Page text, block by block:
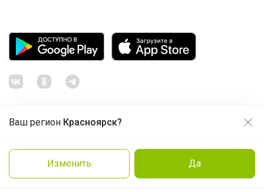
Ваш регион Красноярск?
Изменить Да
Политика конфиденциальности
Cоглашение пользователя
Продолжая использовать этот сайт и нажимая кнопку
Принять